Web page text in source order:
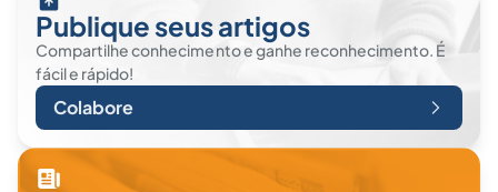
Publique seus artigos
Compartilhe conhecimento e ganhe reconhecimento. É
fácil e rápido!
Colabore